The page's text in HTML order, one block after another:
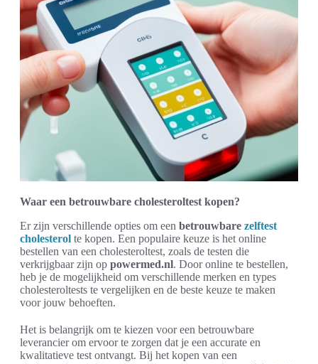
Waar een betrouwbare cholesteroltest kopen?
Er zijn verschillende opties om een betrouwbare zelftest
cholesterol te kopen. Een populaire keuze is het online
bestellen van een cholesteroltest, zoals de testen die
verkrijgbaar zijn op powermed.nl. Door online te bestellen,
heb je de mogelijkheid om verschillende merken en types
cholesteroltests te vergelijken en de beste keuze te maken
voor jouw behoeften.
Het is belangrijk om te kiezen voor een betrouwbare
leverancier om ervoor te zorgen dat je een accurate en
kwalitatieve test ontvangt. Bij het kopen van een